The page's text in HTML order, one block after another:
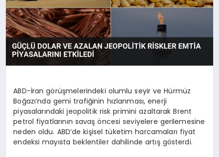
YEREL HABERLER
GÜNDEM
ABD-İran görüşmelerindeki olumlu seyir ve Hürmüz
Boğazı’nda gemi trafiğinin hızlanması, enerji
piyasalarındaki jeopolitik risk primini azaltarak Brent
petrol fiyatlarının savaş öncesi seviyelere gerilemesine
neden oldu. ABD’de kişisel tüketim harcamaları fiyat
endeksi mayısta beklentiler dahilinde artış gösterdi.